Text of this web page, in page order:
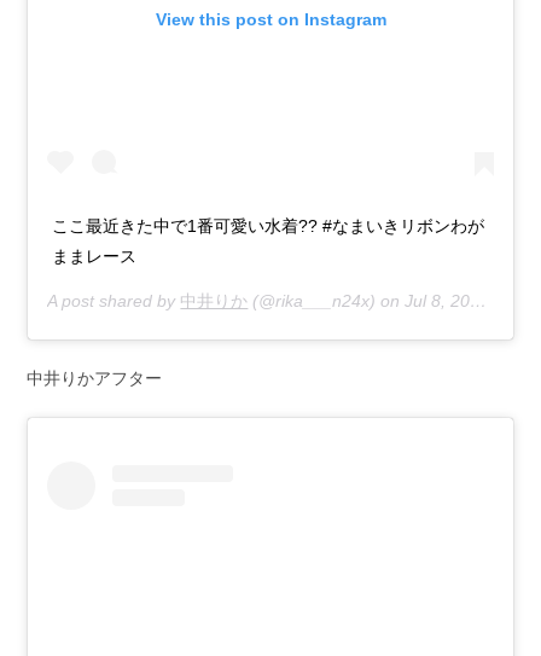
View this post on Instagram
ここ最近きた中で1番可愛い水着?? #なまいきリボンわが
ままレース
A post shared by 中井りか (@rika___n24x) onJul 8, 2020 at 2:39am PDT
中井りかアフター